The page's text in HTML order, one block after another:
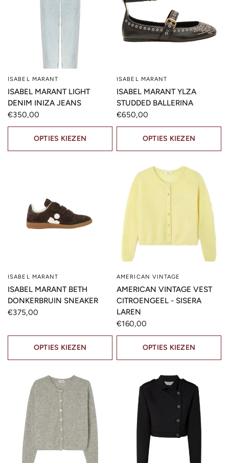
SNELLE KIJK
ISABEL MARANT
ISABEL MARANT LIGHT
DENIM INIZA JEANS
€350,00
OPTIES KIEZEN
SNELLE KIJK
ISABEL MARANT
ISABEL MARANT YLZA
STUDDED BALLERINA
€650,00
OPTIES KIEZEN
SNELLE KIJK
ISABEL MARANT
ISABEL MARANT BETH
DONKERBRUIN SNEAKER
€375,00
OPTIES KIEZEN
SNELLE KIJK
AMERICAN VINTAGE
AMERICAN VINTAGE VEST
CITROENGEEL - SISERA
LAREN
€160,00
OPTIES KIEZEN